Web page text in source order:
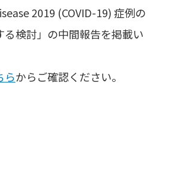
2019 (COVID-19) 症例の
る検討」の中間報告を掲載い
らからご確認ください。